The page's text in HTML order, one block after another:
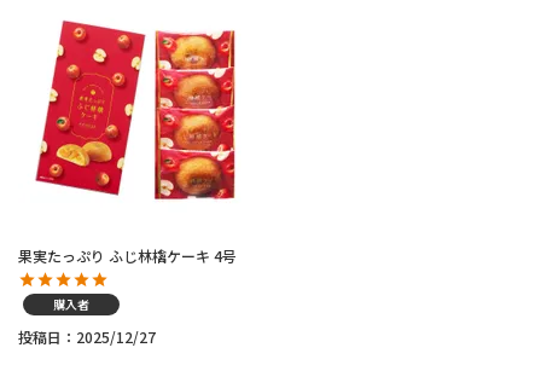
果実たっぷり ふじ林檎ケーキ 4号
購入者
投稿日 2025/12/27